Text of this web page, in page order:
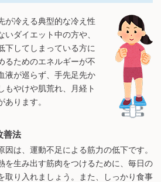
が冷える典型的な冷え性
ダイエット中の方や、
下してしまっている方に
るためのエネルギーが不
液が巡らず、手先足先か
もやけや肌荒れ、月経ト
ります。
善法
因は、運動不足による筋力の低下です。
を生み出す筋肉をつけるために、毎日の
取り入れましょう。また、しっかり食事